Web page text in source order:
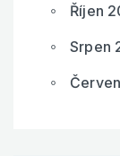
Říjen
Srpen